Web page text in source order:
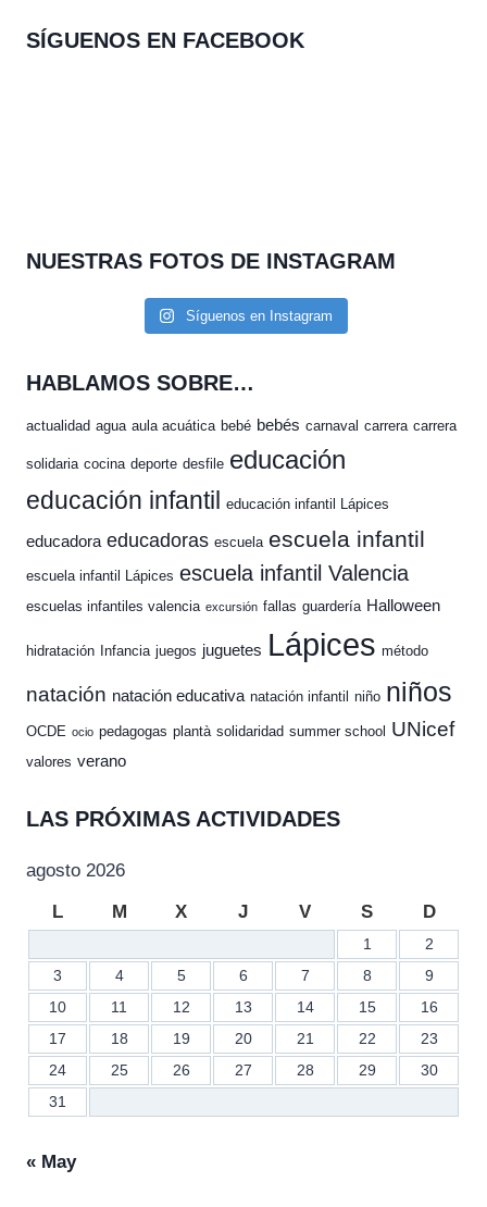
SÍGUENOS EN FACEBOOK
NUESTRAS FOTOS DE INSTAGRAM
Síguenos en Instagram
HABLAMOS SOBRE…
actualidad agua aula acuática bebé bebés carnaval carrera carrera
solidaria cocina deporte desfile educación
educación infantil educación infantil Lápices
educadora educadoras escuela escuela infantil
escuela infantil Lápices escuela infantil Valencia
escuelas infantiles valencia excursión fallas guardería Halloween
hidratación Infancia juegos juguetes Lápices método
natación natación educativa natación infantil niño niños
OCDE ocio pedagogas plantà solidaridad summer school UNicef
valores verano
LAS PRÓXIMAS ACTIVIDADES
agosto 2026
L M X J V S D
1
2
3
4 5 6 7 8
9
10
11 12 13 14 15
16
17
18 19 20 21 22
23
24
25 26 27 28 29
30
31
« May